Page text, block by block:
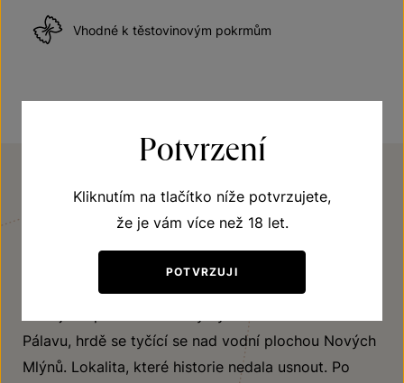
Vhodné k těstovinovým pokrmům
Na výsluní
Krása střídá nádheru. Jihovýchodní až jižní expozice
Pálavu, hrdě se tyčící se nad vodní plochou Nových
Mlýnů. Lokalita, které historie nedala usnout. Po
Potvrzení
Kliknutím na tlačítko níže potvrzujete,
že je vám více než 18 let.
POTVRZUJI